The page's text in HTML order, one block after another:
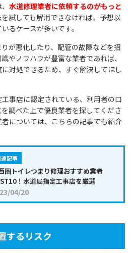
水道修理業者に依頼するのがもっと
試しても解消できなければ、予想以
るケースが多いです。
が悪化したり、配管の故障などを招
やノウハウが豊富な業者であれば、
対処できるため、すぐ解決してほし
事店に認定されている、利用者の口
調べた上で優良業者を探してくださ
については、こちらの記事でも紹介
記事
圏トイレつまり修理おすすめ業者
！水道局指定工事店を厳選
04/20
するリスク